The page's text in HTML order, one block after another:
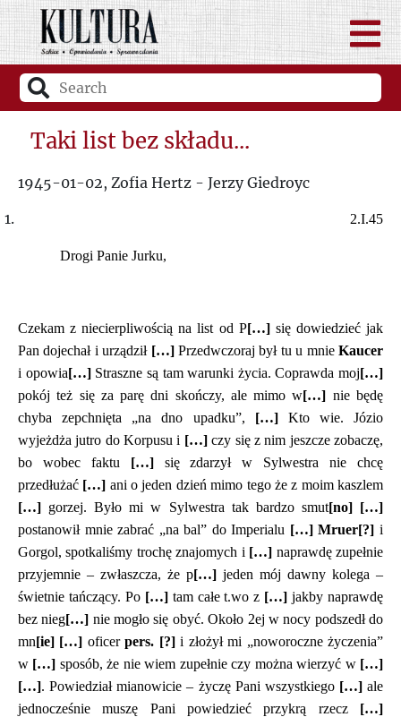
Taki list bez składu...
1945-01-02, Zofia Hertz - Jerzy Giedroyc
2.I.45
Drogi Panie Jurku,
Czekam z niecierpliwością na list od P[…]się dowiedzieć jak
Pan dojechał i urządził […]Przedwczoraj był tu u mnieKaucer
i opowia[…]Straszne są tam warunki życia. Coprawda moj[…]
pokój też się za parę dni skończy, ale mimo w[…] nie będę
chyba zepchnięta „na dno upadku”, […]Kto wie. Józio
wyjeżdża jutro do Korpusu i […]czy się z nim jeszcze zobaczę,
bo wobec faktu […]się zdarzył w Sylwestra nie chcę
przedłużać […] ani o jeden dzień mimo tego że z moim kaszlem
[…] gorzej. Było mi w Sylwestra tak bardzo smut[no] […]
postanowił mnie zabrać „na bal” do Imperialu […] Mruer[?] i
Gorgol, spotkaliśmy trochę znajomych i […] naprawdę zupełnie
przyjemnie – zwłaszcza, że p[…] jeden mój dawny kolega –
świetnie tańczący. Po […]tam całe t.wo z […] jakby naprawdę
bez nieg[…] nie mogło się obyć. Około 2ej w nocy podszedł do
mn[ie] […] oficerpers. [?]i złożył mi „noworoczne życzenia”
w […] sposób, że nie wiem zupełnie czy można wierzyć w […]
[…]. Powiedział mianowicie – życzę Pani wszystkiego […]ale
jednocześnie muszę Pani powiedzieć przykrą rzecz […]